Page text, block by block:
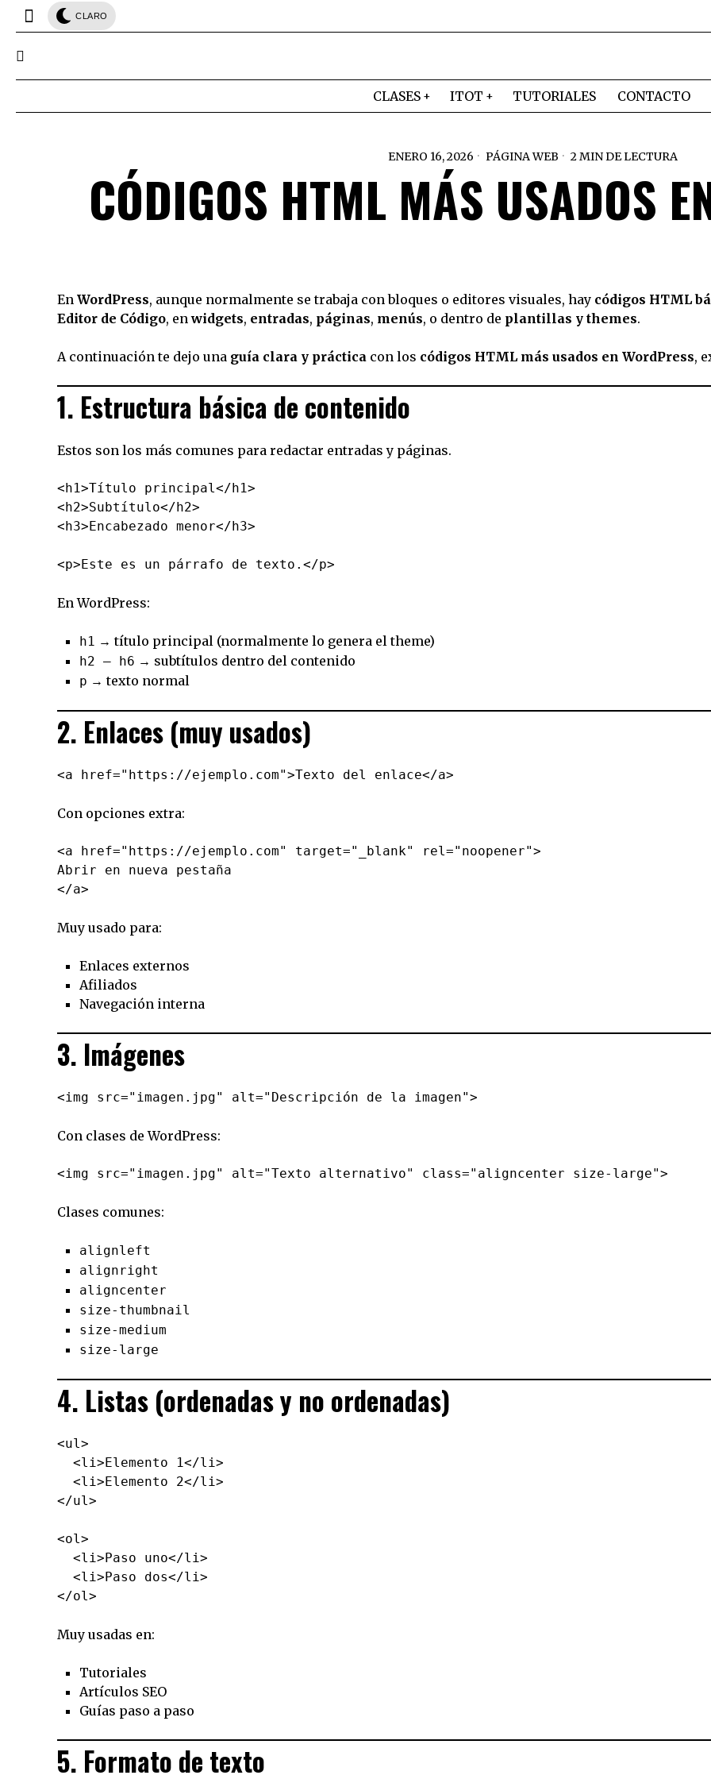
CLARO
CLASES ITOT TUTORIALES CONTACTO
ENERO 16, 2026 PÁGINA WEB 2 MIN DE LECTURA
CÓDIGOS HTML MÁS USADOS
En WordPress, aunque normalmente se trabaja con bloques o editores visuales, hay códigos HTML
Editor de Código, enwidgets, entradas, páginas, menús, o dentro de plantillas y themes.
A continuación te dejo una guía clara y prácticacon los códigos HTML más usados en WordPress,
1. Estructura básica de contenido
Estos son los más comunes para redactar entradas y páginas.
<h1>Título principal</h1>
<h2>Subtítulo</h2>
<h3>Encabezado menor</h3>
En WordPress:
h1 → título principal (normalmente lo genera el theme)
h2 – h6 → subtítulos dentro del contenido
p → texto normal
2. Enlaces (muy usados)
Con opciones extra:
<a href="https://ejemplo.com" target="_blank" rel="noopener">
Abrir en nueva pestaña
Muy usado para:
Enlaces externos
Afiliados
Navegación interna
3. Imágenes
Con clases de WordPress:
Clases comunes:
alignleft
alignright
aligncenter
size-thumbnail
size-medium
size-large
4. Listas (ordenadas y no ordenadas)
<ul>
<ol>
Muy usadas en:
Tutoriales
Artículos SEO
Guías paso a paso
5. Formato de texto